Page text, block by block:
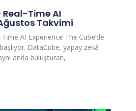
Time AI
Takvimi
AI Experience The Cube’de
DataCube, yapay zekâ
anda buluşturan,